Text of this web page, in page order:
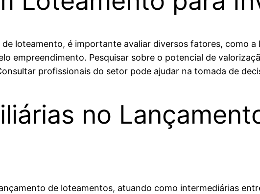
loteamento, é importante avaliar diversos fatores, como
empreendimento. Pesquisar sobre o potencial de
profissionais do setor pode ajudar na tomada de
no
de loteamentos, atuando como intermediárias